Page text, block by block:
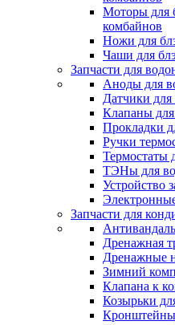
Моторы для
комбайнов
Ножи для
Чаши для
Запчасти для
Аноды для
Датчики для
Клапаны для
Прокладки
Ручки
Термостаты
ТЭНы для
Устройство
Запчасти для
Дренажная
Дренажные
Зимний
Клапана к
Козырьки
Кронштейны